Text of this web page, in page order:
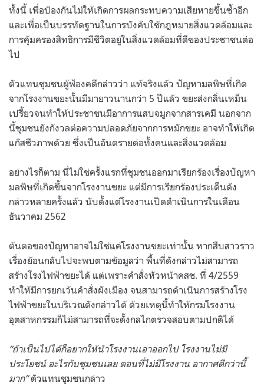
ทั้งนี้ เพื่อป้องกันไม่ให้เกิดการผลกระทบความเสียหายขึ้นซ้ำอีก
และเพื่อเป็นบรรทัดฐานในการบังคับใช้กฎหมายสิ่งแวดล้อมและ
การคุ้มครองสิทธิการมีชีวิตอยู่ในสิ่งแวดล้อมที่ดีของประชาชนต่อ
ไป
ตัวแทนชุมชนผู้ฟ้องคดีกล่าวว่า แท้จริงแล้ว ปัญหามลพิษที่เกิด
จากโรงงานขยะนั้นมีมายาวนานกว่า 5 ปีแล้ว ขยะส่งกลิ่นเหม็น
เปรี้ยวจนทำให้ประชาชนมีอาการแสบจมูกจากสารเคมี นอกจาก
นี้ชุมชนยังกังวลต่อความปลอดภัยจากการหมักขยะ อาจทำให้เกิด
แก๊สชีวภาพด้วย ซึ่งเป็นอันตรายต่อทั้งคนและสิ่งแวดล้อม
อย่างไรก็ตาม นี่ไม่ใช่ครั้งแรกที่ชุมชนออกมาเรียกร้องเรื่องปัญหา
มลพิษที่เกิดขึ้นจากโรงงานขยะ แต่มีการเรียกร้องประเด็นดัง
กล่าวหลายครั้งแล้ว นับตั้งแต่โรงงานเปิดดำเนินการในเดือน
ธันวาคม 2562
ต้นตอของปัญหาอาจไม่ใช่แค่โรงงานขยะเท่านั้น หากสืบสาวราว
เรื่องย้อนกลับไปจะพบตามข้อมูลว่า พื้นที่ดังกล่าวไม่สามารถ
สร้างโรงไฟฟ้าขยะได้ แต่เพราะคำสั่งหัวหน้าคสช. ที่ 4/2559
ทำให้มีการยกเว้นคำสั่งผังเมือง จนสามารถดำเนินการสร้างโรง
ไฟฟ้าขยะในบริเวณดังกล่าวได้ ด้วยเหตุนี้ทำให้กรมโรงงาน
อุตสาหกรรมก็ไม่สามารถที่จะตั้งกลไกตรวจสอบตามปกติได้
“ถ้าเป็นไปได้ก็อยากให้นำโรงงานเอาออกไป โรงงานไม่มี
ประโยชน์ อะไรกับชุมชนเลย ตอนที่ไม่มีโรงงาน อากาศดีกว่านี้
มาก”ตัวแทนชุมชนกล่าว